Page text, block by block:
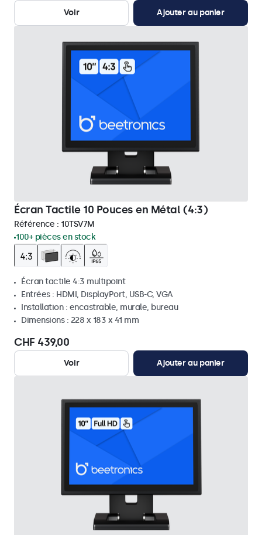
Voir Ajouter au panier
Écran Tactile 10 Pouces en Métal (4:3)
Référence : 10TSV7M
100+ pièces en stock
Écran tactile 4:3 multipoint
Entrées : HDMI, DisplayPort, USB-C, VGA
Installation : encastrable, murale, bureau
Dimensions : 228 x 183 x 41 mm
CHF 439,00
Voir Ajouter au panier